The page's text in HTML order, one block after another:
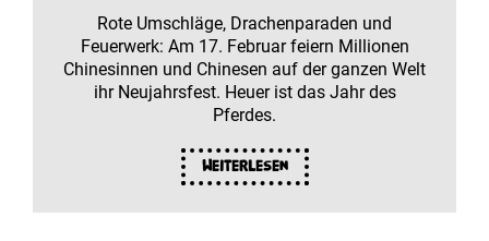
Rote Umschläge, Drachenparaden und
Feuerwerk: Am 17. Februar feiern Millionen
Chinesinnen und Chinesen auf der ganzen Welt
ihr Neujahrsfest. Heuer ist das Jahr des
Pferdes.
Weiterlesen